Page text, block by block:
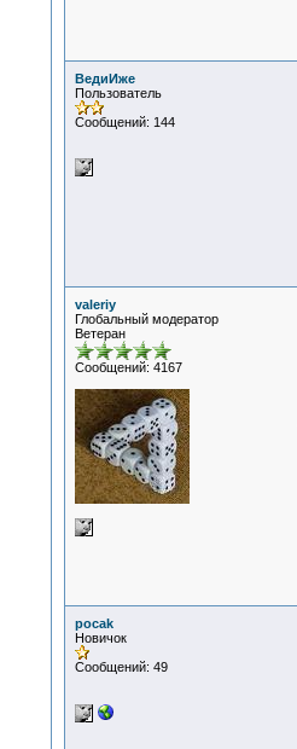
ВедиИже
Пользователь
Сообщений: 144
valeriy
Глобальный модератор
Ветеран
Сообщений: 4167
pocak
Новичок
Сообщений: 49